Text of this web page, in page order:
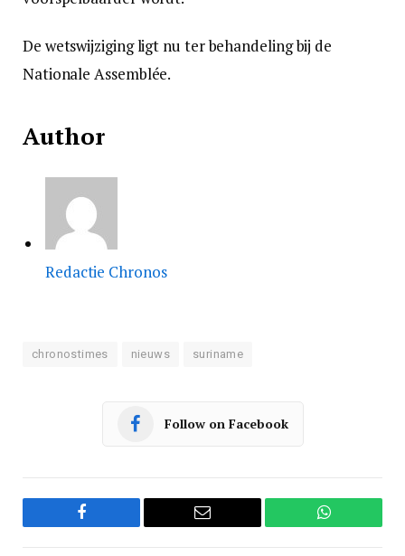
De wetswijziging ligt nu ter behandeling bij de
Nationale Assemblée.
Author
Redactie Chronos
chronostimes nieuws suriname
Follow on Facebook
Facebook Email WhatsApp